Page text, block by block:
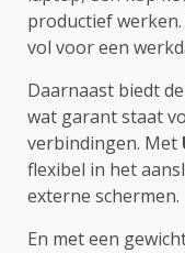
productief
vol voor een
Daarnaast biedt
wat garant staat
verbindingen. Met
flexibel in het
externe schermen.
En met een